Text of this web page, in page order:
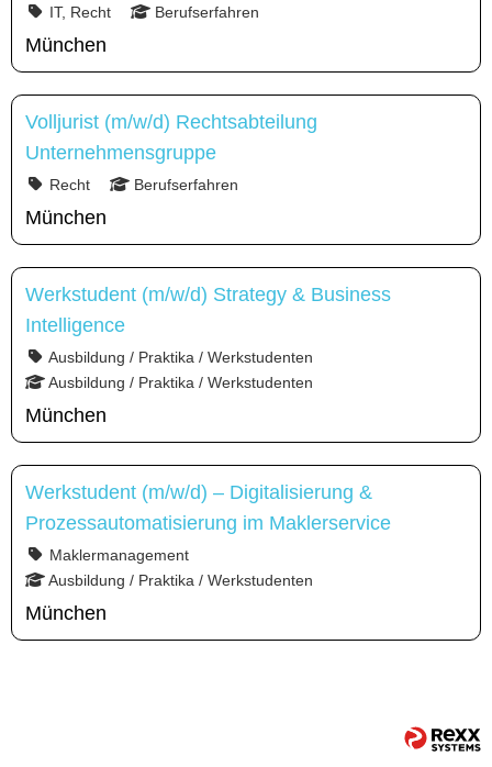
IT, Recht Berufserfahren
München
Volljurist (m/w/d) Rechtsabteilung
Unternehmensgruppe
Recht Berufserfahren
München
Werkstudent (m/w/d) Strategy & Business
Intelligence
Ausbildung / Praktika / Werkstudenten
Ausbildung / Praktika / Werkstudenten
München
Werkstudent (m/w/d) – Digitalisierung &
Prozessautomatisierung im Maklerservice
Maklermanagement
Ausbildung / Praktika / Werkstudenten
München